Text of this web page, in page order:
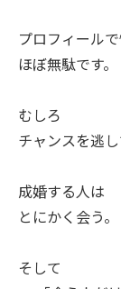
プロフィールで
ほぼ無駄です。
むしろ
チャンスを逃し
成婚する人は
とにかく会う。
そして